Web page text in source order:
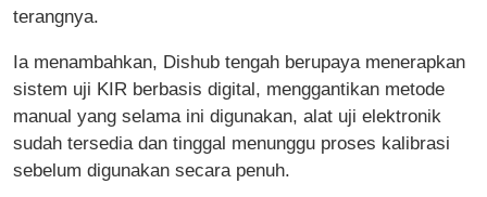
terangnya.
Ia menambahkan, Dishub tengah berupaya menerapkan
sistem uji KIR berbasis digital, menggantikan metode
manual yang selama ini digunakan, alat uji elektronik
sudah tersedia dan tinggal menunggu proses kalibrasi
sebelum digunakan secara penuh.